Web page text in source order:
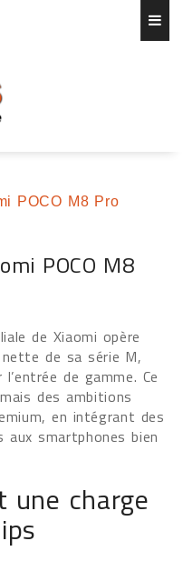
POCO M8 Pro
POCO M8
de Xiaomi opère
de sa série M,
de gamme. Ce
des ambitions
en intégrant des
aux smartphones bien
une charge